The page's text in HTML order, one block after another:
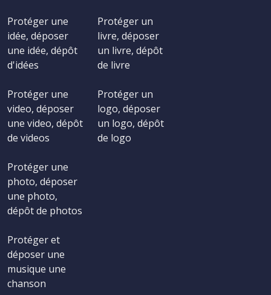
Protéger une
idée, déposer
une idée, dépôt
d'idées
Protéger une
video, déposer
une video, dépôt
de videos
Protéger une
photo, déposer
une photo,
dépôt de photos
Protéger et
déposer une
musique une
chanson
Protéger un
livre, déposer
un livre, dépôt
de livre
Protéger un
logo, déposer
un logo, dépôt
de logo